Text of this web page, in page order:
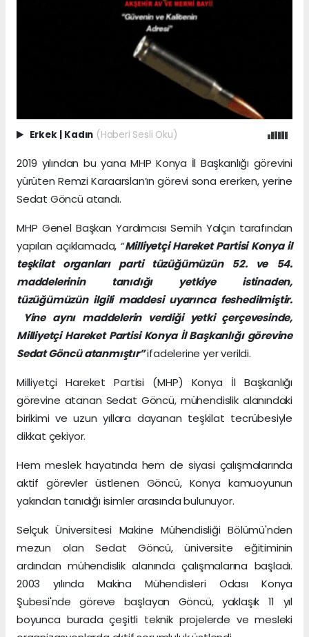
Erkek | Kadın (Haberi Sesli Oku)
2019 yılından bu yana MHP Konya İl Başkanlığı görevini
yürüten Remzi Karaarslan’ın görevi sona ererken, yerine
Sedat Göncü atandı.
MHP Genel Başkan Yardımcısı Semih Yalçın tarafından
yapılan açıklamada, “Milliyetçi Hareket Partisi Konya il
teşkilat organları parti tüzüğümüzün 52. ve 54.
maddelerinin tanıdığı yetkiye istinaden,
tüzüğümüzün ilgili maddesi uyarınca feshedilmiştir.
Yine aynı maddelerin verdiği yetki çerçevesinde,
Milliyetçi Hareket Partisi Konya İl Başkanlığı görevine
Sedat Göncü atanmıştır”ifadelerine yer verildi.
Milliyetçi Hareket Partisi (MHP) Konya İl Başkanlığı
görevine atanan Sedat Göncü, mühendislik alanındaki
birikimi ve uzun yıllara dayanan teşkilat tecrübesiyle
dikkat çekiyor.
Hem meslek hayatında hem de siyasi çalışmalarında
aktif görevler üstlenen Göncü, Konya kamuoyunun
yakından tanıdığı isimler arasında bulunuyor.
Selçuk Üniversitesi Makine Mühendisliği Bölümü'nden
mezun olan Sedat Göncü, üniversite eğitiminin
ardından mühendislik alanında çalışmalarına başladı.
2003 yılında Makina Mühendisleri Odası Konya
Şubesi'nde göreve başlayan Göncü, yaklaşık 11 yıl
boyunca burada çeşitli teknik projelerde ve mesleki